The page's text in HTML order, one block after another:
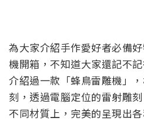
為大家介紹手作愛好者必備
機開箱，不知道大家還記不
介紹過一款「蜂鳥雷雕機」
刻，透過電腦定位的雷射雕
不同材質上，完美的呈現出